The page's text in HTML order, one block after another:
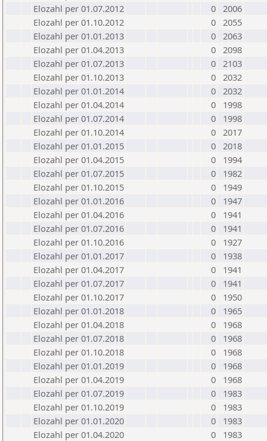
Elozahl per 01.07.2012
0 2006
Elozahl per 01.10.2012
0 2055
Elozahl per 01.01.2013
0 2063
Elozahl per 01.04.2013
0 2098
Elozahl per 01.07.2013
0 2103
Elozahl per 01.10.2013
0 2032
Elozahl per 01.01.2014
0 2032
Elozahl per 01.04.2014
0
1998
Elozahl per 01.07.2014
0
1998
Elozahl per 01.10.2014
0 2017
Elozahl per 01.01.2015
0 2018
Elozahl per 01.04.2015
0
1994
Elozahl per 01.07.2015
0
1982
Elozahl per 01.10.2015
0
1949
Elozahl per 01.01.2016
0
1947
Elozahl per 01.04.2016
0
1941
Elozahl per 01.07.2016
0
1941
Elozahl per 01.10.2016
0
1927
Elozahl per 01.01.2017
0
1938
Elozahl per 01.04.2017
0
1941
Elozahl per 01.07.2017
0
1941
Elozahl per 01.10.2017
0
1950
Elozahl per 01.01.2018
0
1965
Elozahl per 01.04.2018
0
1968
Elozahl per 01.07.2018
0
1968
Elozahl per 01.10.2018
0
1968
Elozahl per 01.01.2019
0
1968
Elozahl per 01.04.2019
0
1968
Elozahl per 01.07.2019
0
1983
Elozahl per 01.10.2019
0
1983
Elozahl per 01.01.2020
0
1983
Elozahl per 01.04.2020
0
1983